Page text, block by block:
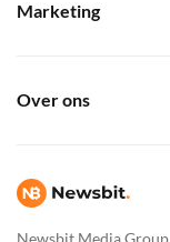
Marketing
Over ons